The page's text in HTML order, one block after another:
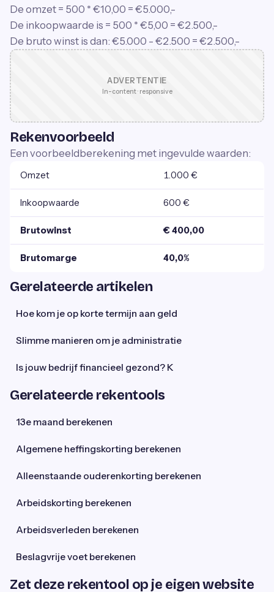
De omzet = 500 * €10,00 = €5.000,-
De inkoopwaarde is = 500 * €5,00 = €2.500,-
De bruto winst is dan: €5.000 - €2.500 = €2.500,-
ADVERTENTIE
In-content · responsive
Rekenvoorbeeld
Een voorbeeldberekening met ingevulde waarden:
Omzet 1.000 €
Inkoopwaarde 600 €
Brutowinst € 400,00
Brutomarge 40,0%
Gerelateerde artikelen
Hoe kom je op korte termijn aan geld
Slimme manieren om je administratie
Is jouw bedrijf financieel gezond? K
Gerelateerde rekentools
13e maand berekenen
Algemene heffingskorting berekenen
Alleenstaande ouderenkorting berekenen
Arbeidskorting berekenen
Arbeidsverleden berekenen
Beslagvrije voet berekenen
Zet deze rekentool op je eigen website